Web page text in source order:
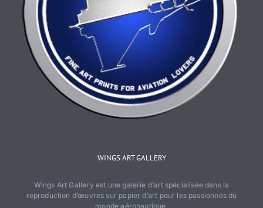
WINGS ART GALLERY
Wings Art Gallery est une galerie d’art spécialisée dans la
reproduction d’œuvres sur papier d’art pour les passionnés du
monde aéronautique.